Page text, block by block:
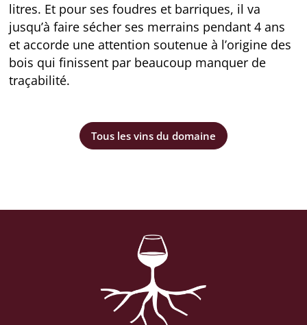
litres. Et pour ses foudres et barriques, il va
jusqu’à faire sécher ses merrains pendant 4 ans
et accorde une attention soutenue à l’origine des
bois qui finissent par beaucoup manquer de
traçabilité.
Tous les vins du domaine